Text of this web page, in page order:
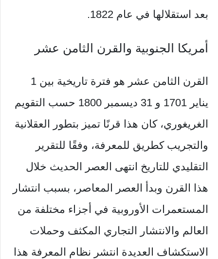
بعد استقلالها في عام 1822.
أمريكا الجنوبية والقرن الثامن عشر
القرن الثامن عشر هو فترة تاريخية بين 1
يناير 1701 و 31 ديسمبر 1800 حسب التقويم
الغريغوري، كان هذا قرنًا تميز بتطور العقلانية
والتجريب كطريق للمعرفة، وفقًا للتقرير
التقليدي للتاريخ انتهى العصر الحديث خلال
هذا القرن وبدأ العصر المعاصر، بسبب انتشار
المستعمرات الأوروبية في أجزاء مختلفة من
العالم والانتشار التجاري المكثف وحملات
الاستكشاف العديدة انتشر نظام المعرفة هذا